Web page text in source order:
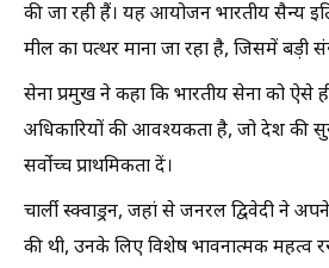
की जा रही हैं। यह आयोजन भारतीय सैन्य
मील का पत्थर माना जा रहा है, जिसमें
सेना प्रमुख ने कहा कि भारतीय सेना को ऐसे
अधिकारियों की आवश्यकता है, जो देश की
सर्वोच्च प्राथमिकता दें।
चार्ली स्क्वाड्रन, जहां से जनरल द्विवेदी ने
की थी, उनके लिए विशेष भावनात्मक महत्व